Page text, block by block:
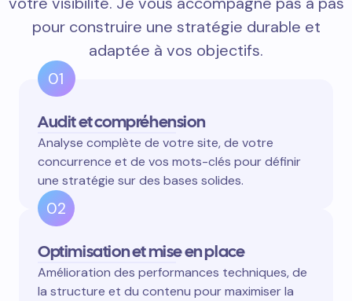
pour construire une stratégie durable et
adaptée à vos objectifs.
01
Audit et compréhension
Analyse complète de votre site, de votre
concurrence et de vos mots-clés pour définir
une stratégie sur des bases solides.
02
Optimisation et mise en place
Amélioration des performances techniques, de
la structure et du contenu pour maximiser la